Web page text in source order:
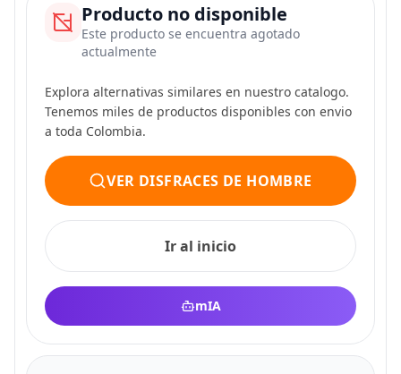
Producto no disponible
Este producto se encuentra agotado
actualmente
Explora alternativas similares en nuestro catalogo.
Tenemos miles de productos disponibles con envio
a toda Colombia.
VER DISFRACES DE HOMBRE
Ir al inicio
mIA